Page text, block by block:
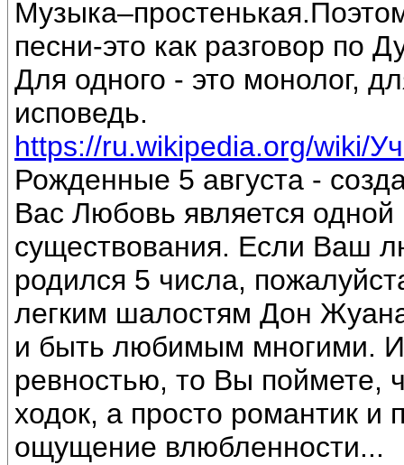
песни-это как разговор по
Для одного - это монолог,
исповедь.
https://ru.wikipedia.org/wiki/
Рожденные 5 августа -
Вас Любовь является
существования. Если Ваш
родился 5 числа,
легким шалостям Дон
и быть любимым многими.
ревностью, то Вы
ходок, а просто романтик и
ощущение влюбленности...